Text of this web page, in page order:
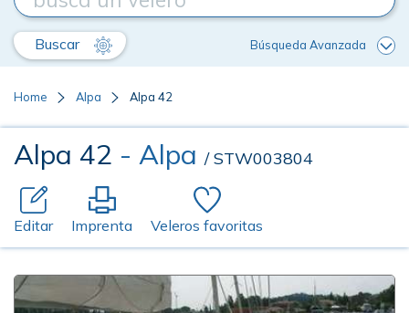
Buscar Búsqueda Avanzada
Home Alpa Alpa 42
Alpa 42 - Alpa / STW003804
Editar Imprenta Veleros favoritas